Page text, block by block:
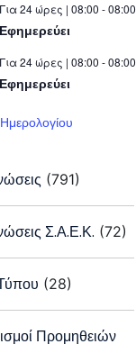
Για 24 ώρες | 08:00 - 08:00
Εφημερεύει
Για 24 ώρες | 08:00 - 08:00
Εφημερεύει
(791)
Σ.Α.Ε.Κ. (72)
(28)
Προμηθειών